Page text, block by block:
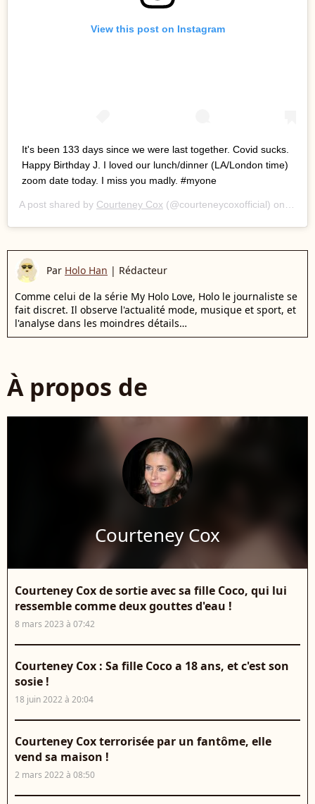
View this post on Instagram
It's been 133 days since we were last together. Covid sucks.
Happy Birthday J. I loved our lunch/dinner (LA/London time)
zoom date today. I miss you madly. #myone
A post shared by Courteney Cox (@courteneycoxofficial) on
Par Holo Han | Rédacteur
Comme celui de la série My Holo Love, Holo le journaliste se
fait discret. Il observe l'actualité mode, musique et sport, et
l'analyse dans les moindres détails…
À propos de
Courteney Cox
Courteney Cox de sortie avec sa fille Coco, qui lui
ressemble comme deux gouttes d'eau !
8 mars 2023 à 07:42
Courteney Cox : Sa fille Coco a 18 ans, et c'est son
sosie !
18 juin 2022 à 20:04
Courteney Cox terrorisée par un fantôme, elle
vend sa maison !
2 mars 2022 à 08:50